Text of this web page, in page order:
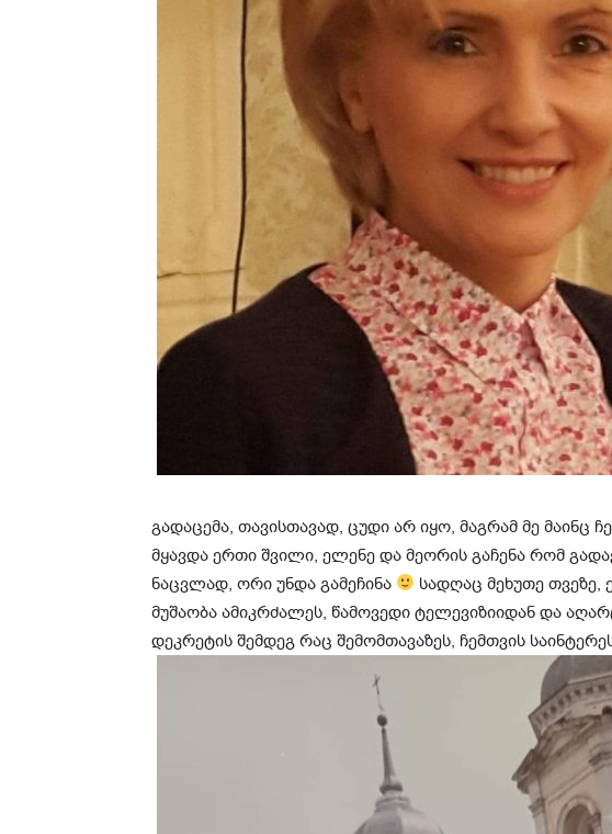
გადაცემა, თავისთავად, ცუდი არ იყო, მაგრამ მე მაინც
მყავდა ერთი შვილი, ელენე და მეორის გაჩენა რომ
ნაცვლად, ორი უნდა გამეჩინა
სადღაც მეხუთე თვეზე,
მუშაობა ამიკრძალეს, წამოვედი ტელევიზიიდან და
დეკრეტის შემდეგ რაც შემომთავაზეს, ჩემთვის